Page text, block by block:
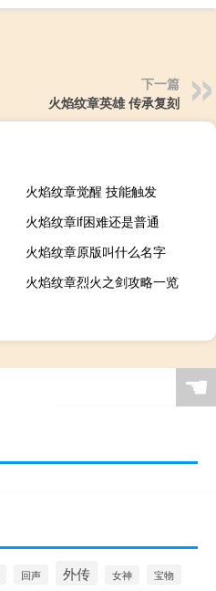
下一篇
火焰纹章英雄 传承复刻
火焰纹章觉醒 技能触发
火焰纹章if困难还是普通
火焰纹章原版叫什么名字
火焰纹章烈火之剑攻略一览
☚
回声 外传 女神 宝物